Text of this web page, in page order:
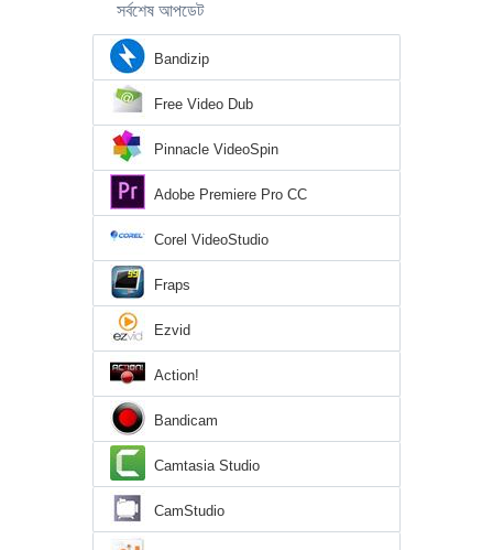
সর্বশেষ আপডেট
Bandizip
Free Video Dub
Pinnacle VideoSpin
Adobe Premiere Pro CC
Corel VideoStudio
Fraps
Ezvid
Action!
Bandicam
Camtasia Studio
CamStudio